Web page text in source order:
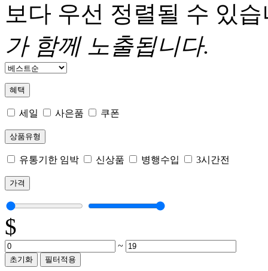
보다 우선 정렬될 수 있
가 함께 노출됩니다.
혜택
세일 사은품 쿠폰
상품유형
유통기한 임박 신상품 병행수입 3시간전
가격
$
~
초기화 필터적용